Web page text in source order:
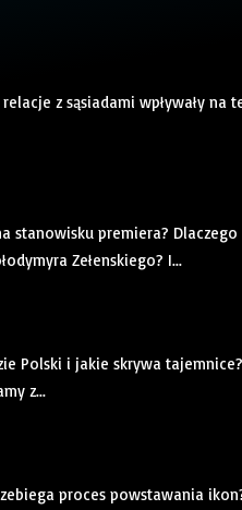
z sąsiadami wpływały na
stanowisku premiera? Dlaczego
Zełenskiego? I...
Polski i jakie skrywa tajemnice?
z...
proces powstawania